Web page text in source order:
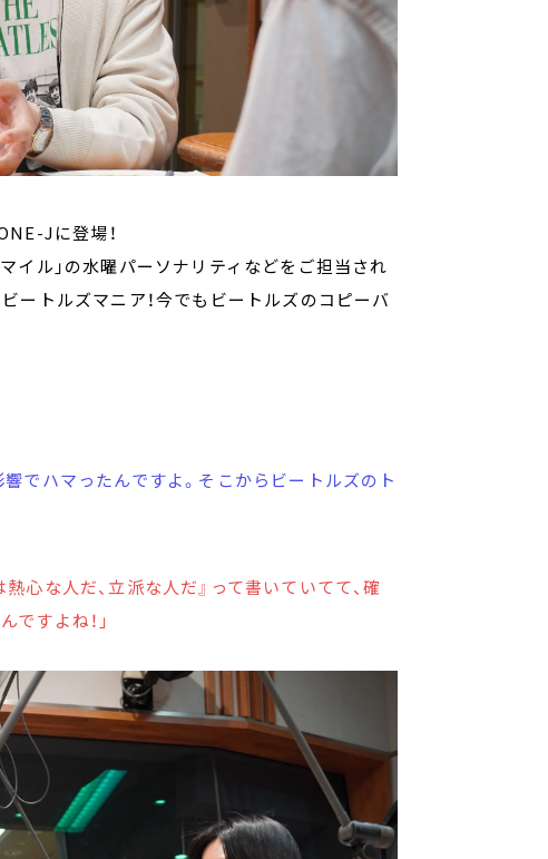
Jに登場！
イル」の水曜パーソナリティなどをご担当され
ートルズマニア！今でもビートルズのコピーバ
でハマったんですよ。そこからビートルズのト
心な人だ、立派な人だ』って書いていてて、確
すよね！」